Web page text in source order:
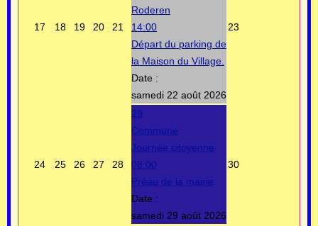
17 18 19 20 21
Roderen
14:00
Départ du parking de
la Maison du Village.
Date :
samedi 22 août 2026
23
24 25 26 27 28
29
Commune
Journée citoyenne
08:00
Préau de la mairie
Date :
samedi 29 août 2026
30